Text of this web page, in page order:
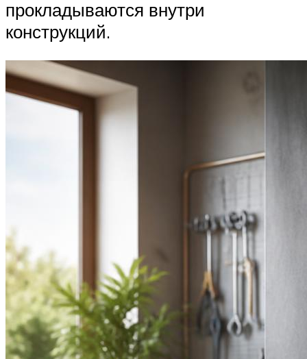
прокладываются внутри
конструкций.